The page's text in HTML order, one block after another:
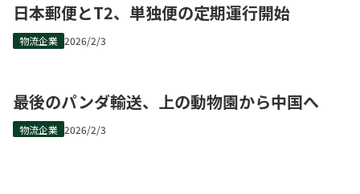
日本郵便とT2、単独便の定期運行開始
物流企業 2026/2/3
最後のパンダ輸送、上の動物園から中国へ
物流企業 2026/2/3